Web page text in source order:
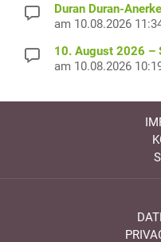
Duran Duran-
am 10.08.2026
10. August 2026 –
am 10.08.2026